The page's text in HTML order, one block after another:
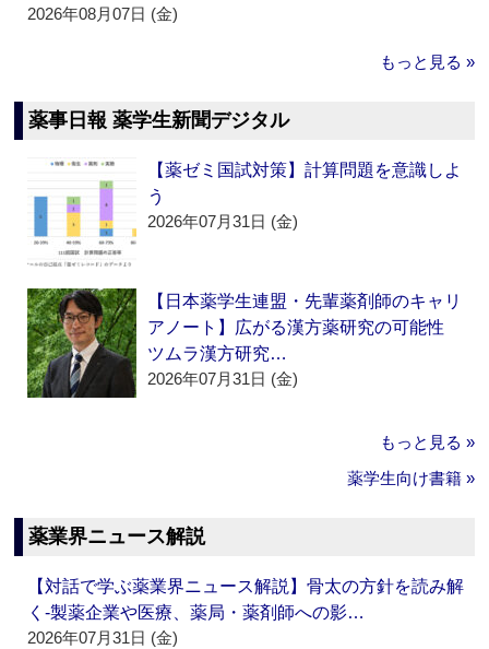
2026年08月07日 (金)
もっと見る »
薬事日報 薬学生新聞デジタル
【薬ゼミ国試対策】計算問題を意識しよ
う
2026年07月31日 (金)
【日本薬学生連盟・先輩薬剤師のキャリ
アノート】広がる漢方薬研究の可能性
ツムラ漢方研究…
2026年07月31日 (金)
もっと見る »
薬学生向け書籍 »
薬業界ニュース解説
【対話で学ぶ薬業界ニュース解説】骨太の方針を読み解
く‐製薬企業や医療、薬局・薬剤師への影…
2026年07月31日 (金)